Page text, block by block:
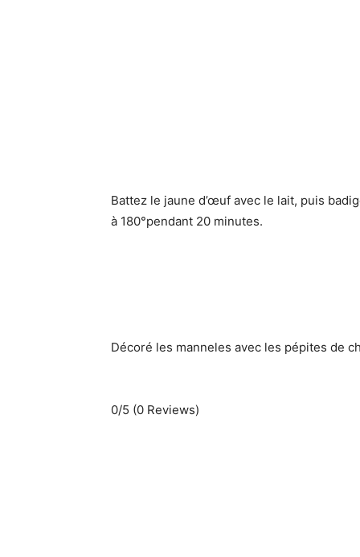
Battez le jaune d’œuf avec le lait, puis
à 180°pendant 20 minutes.
Décoré les manneles avec les pépites de
0/5 (0 Reviews)